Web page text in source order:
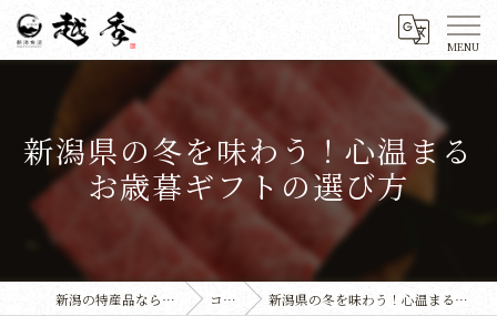
新潟県の冬を味わう！心温まる
お歳暮ギフトの選び方
新潟の特産品なら株式会社越季 コラム 新潟県の冬を味わう！心温まるお歳暮ギフトの選び方